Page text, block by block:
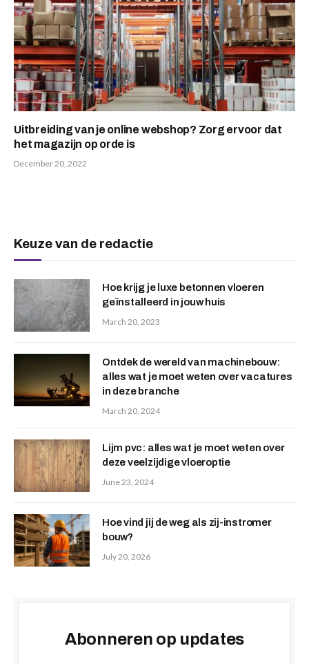
Uitbreiding van je online webshop? Zorg ervoor dat
het magazijn op orde is
December 20, 2022
Keuze van de redactie
Hoe krijg je luxe betonnen vloeren
geïnstalleerd in jouw huis
March 20, 2023
Ontdek de wereld van machinebouw:
alles wat je moet weten over vacatures
in deze branche
March 20, 2024
Lijm pvc: alles wat je moet weten over
deze veelzijdige vloeroptie
June 23, 2024
Hoe vind jij de weg als zij-instromer
bouw?
July 20, 2026
Abonneren op updates